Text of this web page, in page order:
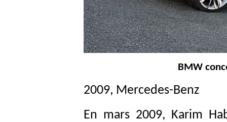
BMW
2009, Mercedes-Benz
En mars 2009, Karim